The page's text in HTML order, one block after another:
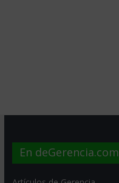
En deGerencia.com